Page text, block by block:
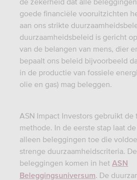
goede financiële vooruitzichten
aan ons strikte
duurzaamheidsbeleid is gericht
van de belangen van mens, dier
bepaalt ons beleid bijvoorbeeld
in de productie van fossiele
olie en gas) mag beleggen.
ASN Impact Investors gebruikt de
methode. In de eerste stap laat
alleen beleggingen toe die
strenge duurzaamheidscriteria.
beleggingen komen in het ASN
Beleggingsuniversum
. De